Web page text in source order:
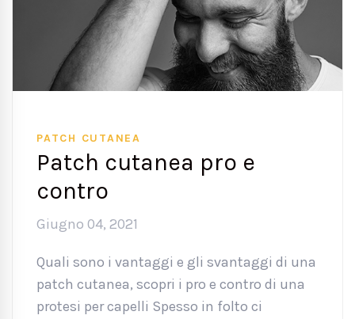
PATCH CUTANEA
Patch cutanea pro e
contro
Giugno 04, 2021
Quali sono i vantaggi e gli svantaggi di una
patch cutanea, scopri i pro e contro di una
protesi per capelli Spesso in folto ci